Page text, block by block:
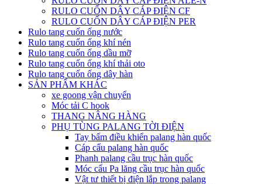
RULO CUỐN DÂY CÁP ĐIỆN CF
RULO CUỐN DÂY CÁP ĐIỆN PER
Rulo tang cuốn ống nước
Rulo tang cuốn ống khí nén
Rulo tang cuốn ống dầu mỡ
Rulo tang cuốn ống khí thải oto
Rulo tang cuốn ống dây hàn
SẢN PHẨM KHÁC
xe goong vận chuyển
Móc tải C hook
THANG NÂNG HÀNG
PHỤ TÙNG PALANG TỜI ĐIỆN
Tay bấm điều khiển palang hàn quốc
Cáp cẩu palang hàn quốc
Phanh palang cầu trục hàn quốc
Móc cẩu Pa lăng cầu trục hàn quốc
Vật tư thiết bị điện lắp trong palang